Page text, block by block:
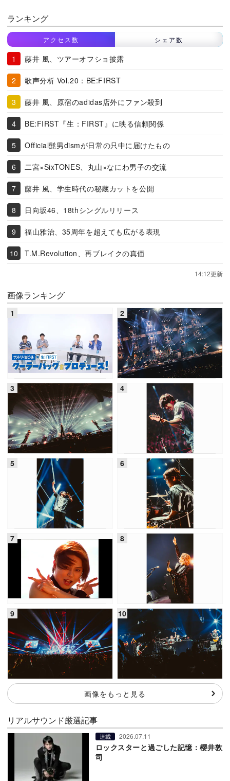
ランキング
アクセス数 シェア数
藤井 風、ツアーオフショ披露
歌声分析 Vol.20：BE:FIRST
藤井 風、原宿のadidas店外にファン殺到
BE:FIRST『生：FIRST』に映る信頼関係
Official髭男dismが日常の只中に届けたもの
二宮×SixTONES、丸山×なにわ男子の交流
藤井 風、学生時代の秘蔵カットを公開
日向坂46、18thシングルリリース
福山雅治、35周年を超えても広がる表現
T.M.Revolution、再ブレイクの真価
14:12更新
画像ランキング
画像をもっと見る
リアルサウンド厳選記事
連載 2026.07.11
ロックスターと過ごした記憶：櫻井敦
司